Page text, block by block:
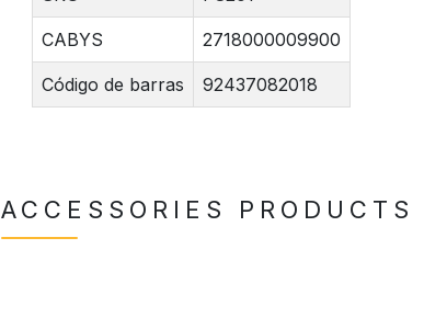
CABYS 2718000009900
Código de barras 92437082018
ACCESSORIES PRODUCTS